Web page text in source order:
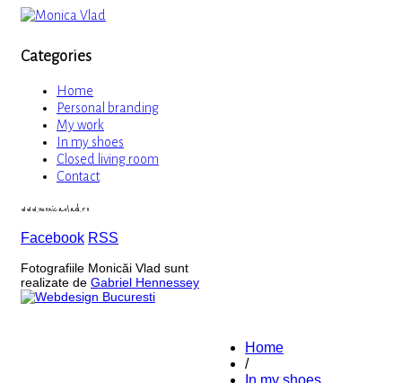
Categories
Home
Personal branding
My work
In my shoes
Closed living room
Contact
www.monicavlad.ro
Facebook RSS
Fotografiile Monicăi Vlad sunt
realizate de Gabriel Hennessey
Home
/